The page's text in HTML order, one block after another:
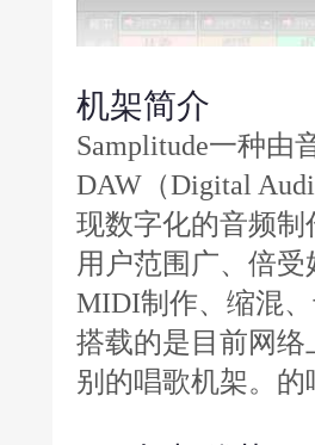
机架简介
Samplitude一种由
DAW（Digital
现数字化的音频制
用户范围广、倍
MIDI制作、缩混
搭载的是目前网
别的唱歌机架。的